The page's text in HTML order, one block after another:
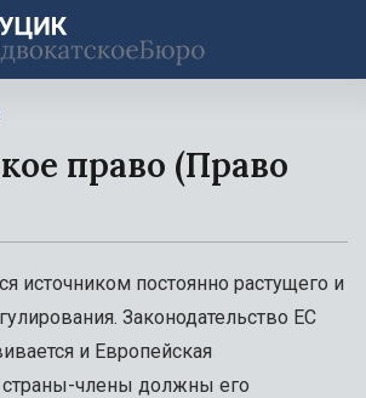
право (Право
источником постоянно растущего и
Законодательство ЕС
и Европейская
страны-члены должны его